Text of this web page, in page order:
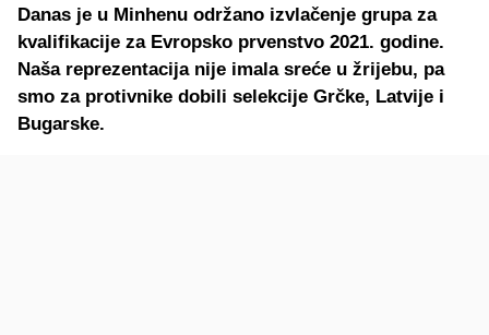
Danas je u Minhenu održano izvlačenje grupa za
kvalifikacije za Evropsko prvenstvo 2021. godine.
Naša reprezentacija nije imala sreće u žrijebu, pa
smo za protivnike dobili selekcije Grčke, Latvije i
Bugarske.